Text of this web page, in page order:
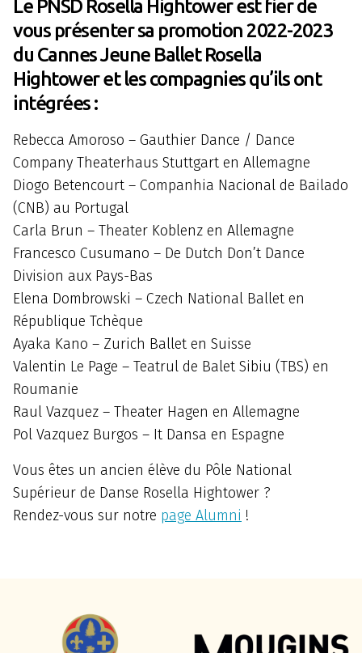
Le PNSD Rosella Hightower est fier de
vous présenter sa promotion 2022-2023
du Cannes Jeune Ballet Rosella
Hightower et les compagnies qu’ils ont
intégrées :
Rebecca Amoroso – Gauthier Dance / Dance
Company Theaterhaus Stuttgart en Allemagne
Diogo Betencourt – Companhia Nacional de Bailado
(CNB) au Portugal
Carla Brun – Theater Koblenz en Allemagne
Francesco Cusumano – De Dutch Don’t Dance
Division aux Pays-Bas
Elena Dombrowski – Czech National Ballet en
République Tchèque
Ayaka Kano – Zurich Ballet en Suisse
Valentin Le Page – Teatrul de Balet Sibiu (TBS) en
Roumanie
Raul Vazquez – Theater Hagen en Allemagne
Pol Vazquez Burgos – It Dansa en Espagne
Vous êtes un ancien élève du Pôle National
Supérieur de Danse Rosella Hightower ?
Rendez-vous sur notre page Alumni !